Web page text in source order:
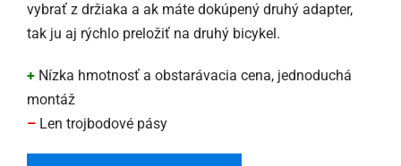
vybrať z držiaka a ak máte dokúpený druhý adapter,
tak ju aj rýchlo preložiť na druhý bicykel.
+ Nízka hmotnosť a obstarávacia cena, jednoduchá
montáž
– Len trojbodové pásy